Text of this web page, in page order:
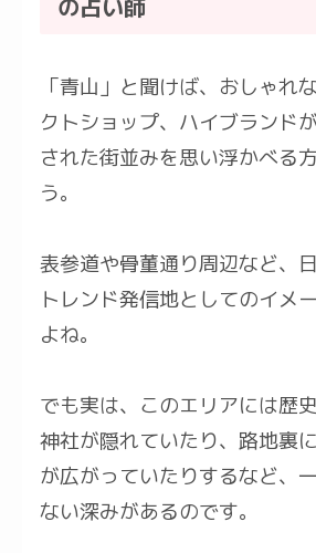
の占い師
「青山」と聞けば、おしゃれ
クトショップ、ハイブランド
された街並みを思い浮かべる
う。
表参道や骨董通り周辺など、
トレンド発信地としてのイメ
よね。
でも実は、このエリアには歴
神社が隠れていたり、路地裏
が広がっていたりするなど、
ない深みがあるのです。